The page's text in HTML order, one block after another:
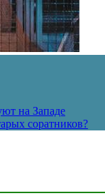
на Западе
соратников?